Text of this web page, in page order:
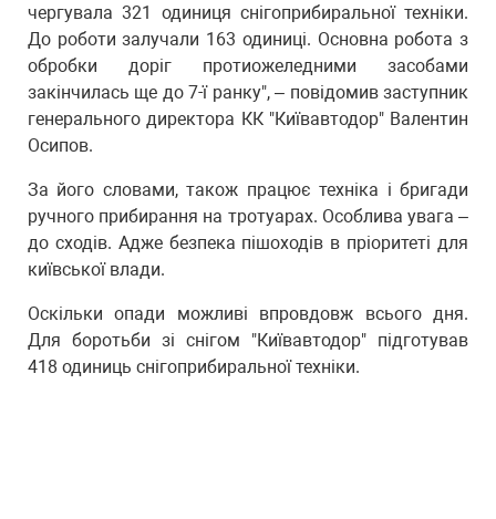
чергувала 321 одиниця снігоприбиральної техніки.
До роботи залучали 163 одиниці. Основна робота з
обробки доріг протиожеледними засобами
закінчилась ще до 7-ї ранку", – повідомив заступник
генерального директора КК "Київавтодор" Валентин
Осипов.
За його словами, також працює техніка і бригади
ручного прибирання на тротуарах. Особлива увага –
до сходів. Адже безпека пішоходів в пріоритеті для
київської влади.
Оскільки опади можливі впровдовж всього дня.
Для боротьби зі снігом "Київавтодор" підготував
418 одиниць снігоприбиральної техніки.